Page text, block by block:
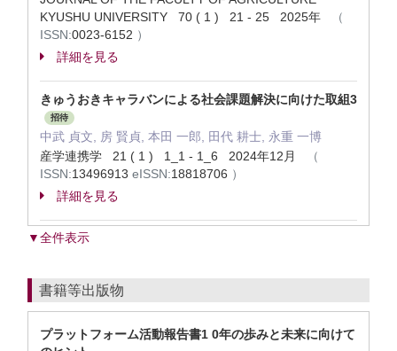
KYUSHU UNIVERSITY 70 ( 1 ) 21 - 25 2025年
（
ISSN:0023-6152 ）
詳細を見る
きゅうおきキャラバンによる社会課題解決に向けた取組3
招待
中武 貞文, 房 賢貞, 本田 一郎, 田代 耕士, 永重 一博
産学連携学 21 ( 1 ) 1_1 - 1_6 2024年12月
（
ISSN:13496913 eISSN:18818706 ）
詳細を見る
▼全件表示
書籍等出版物
プラットフォーム活動報告書1 0年の歩みと未来に向けて